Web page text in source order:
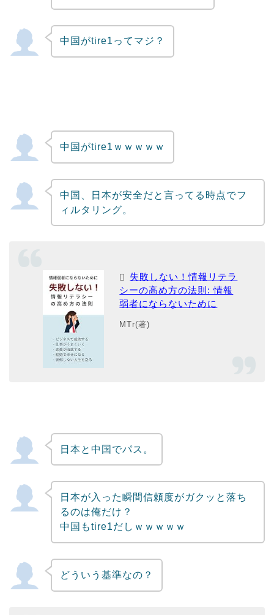
中国がtire1ってマジ？
中国がtire1ｗｗｗｗｗ
中国、日本が安全だと言ってる時点でフ
ィルタリング。
失敗しない！情報リテラ
シーの高め方の法則: 情報
弱者にならないために
MTr(著)
日本と中国でパス。
日本が入った瞬間信頼度がガクッと落ち
るのは俺だけ？
中国もtire1だしｗｗｗｗｗ
どういう基準なの？